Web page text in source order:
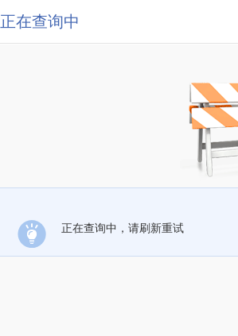
正在查询中
正在查询中，请刷新重试